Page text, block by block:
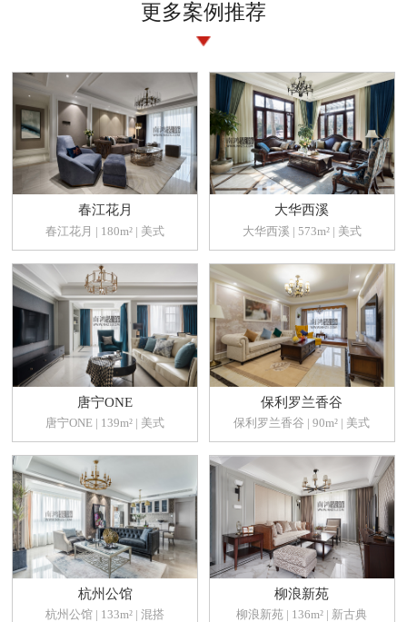
更多案例推荐
春江花月
春江花月 | 180m² | 美式
大华西溪
大华西溪 | 573m² | 美式
唐宁ONE
唐宁ONE | 139m² | 美式
保利罗兰香谷
保利罗兰香谷 | 90m² | 美式
杭州公馆
杭州公馆 | 133m² | 混搭
柳浪新苑
柳浪新苑 | 136m² | 新古典